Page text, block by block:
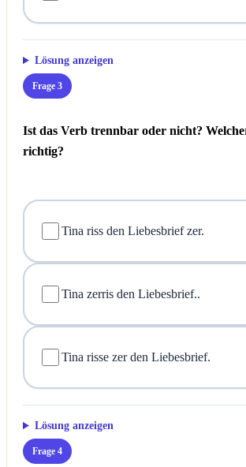
Lösung anzeigen
Frage 3
Ist das Verb trennbar oder nicht?
richtig?
Tina riss den Liebesbrief zer.
Tina zerris den Liebesbrief..
Tina risse zer den Liebesbrief.
Lösung anzeigen
Frage 4